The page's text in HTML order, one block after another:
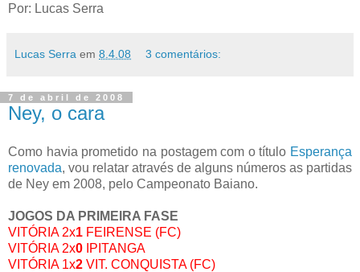
Por: Lucas Serra
Lucas Serra em 8.4.08 3 comentários:
7 de abril de 2008
Ney, o cara
Como havia prometido na postagem com o título Esperança
renovada, vou relatar através de alguns números as partidas
de Ney em 2008, pelo Campeonato Baiano.
JOGOS DA PRIMEIRA FASE
VITÓRIA 2x1 FEIRENSE (FC)
VITÓRIA 2x0 IPITANGA
VITÓRIA 1x2 VIT. CONQUISTA (FC)